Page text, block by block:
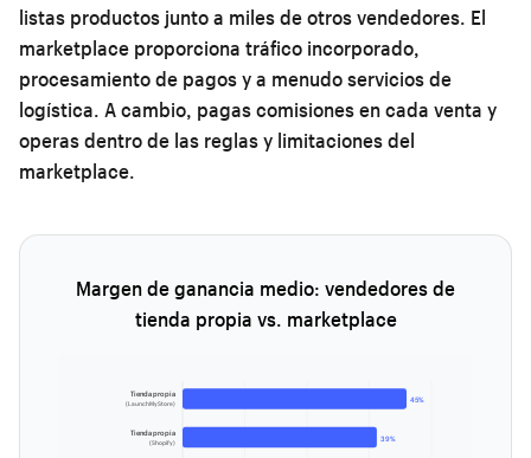
listas productos junto a miles de otros vendedores. El
marketplace proporciona tráfico incorporado,
procesamiento de pagos y a menudo servicios de
logística. A cambio, pagas comisiones en cada venta y
operas dentro de las reglas y limitaciones del
marketplace.
Margen de ganancia medio: vendedores de
tienda propia vs. marketplace
Tienda propia
(LaunchMyStore) 45%
Tienda propia
(Shopify) 39%